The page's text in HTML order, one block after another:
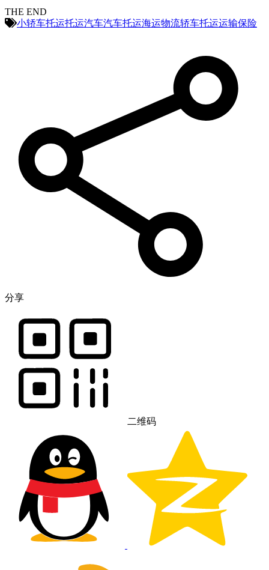
THE END
小轿车托运托运汽车汽车托运海运物流轿车托运运输保险
分享
二维码